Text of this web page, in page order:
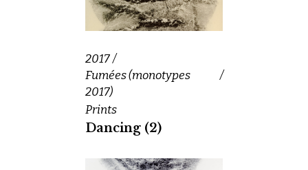
2017
Fumées (monotypes
2017)
Prints
Dancing (2)